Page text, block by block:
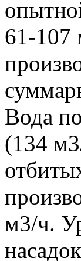
61-107
Вода
(134
м3/ч.